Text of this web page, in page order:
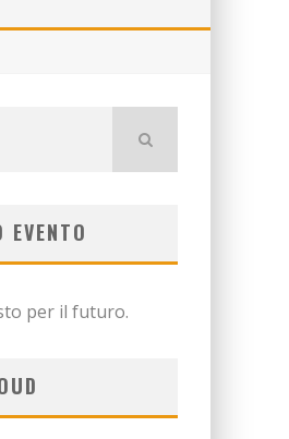
per il futuro.